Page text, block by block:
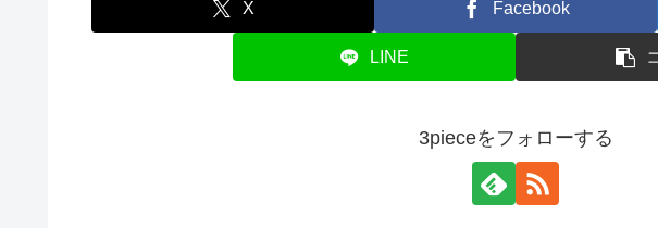
X Facebook
LINE
3pieceをフォローする